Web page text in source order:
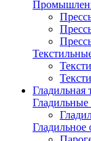
Гладильная
Гладильные
Гладильное